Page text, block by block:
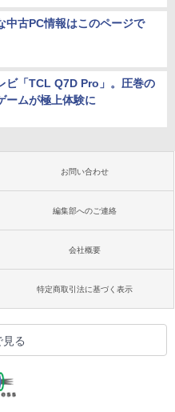
中古PC情報はこのページで
ビ「TCL Q7D Pro」。圧巻の
ームが極上体験に
お問い合わせ
編集部へのご連絡
会社概要
特定商取引法に基づく表示
見る